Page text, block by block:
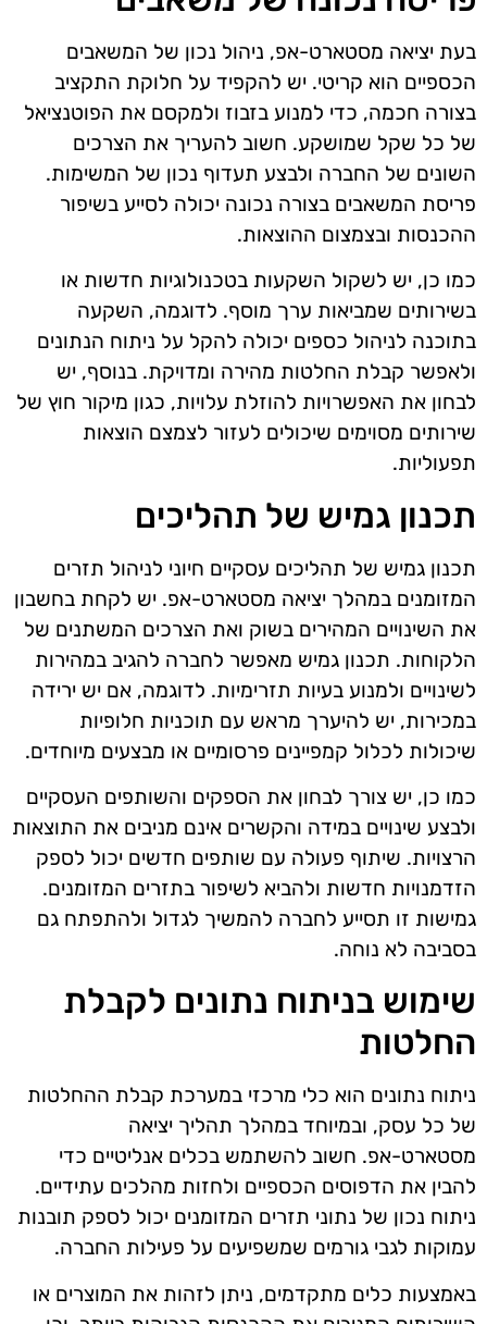
בעת יציאה מסטארט-אפ, ניהול נכון של המשאבים
הכספיים הוא קריטי. יש להקפיד על חלוקת התקציב
בצורה חכמה, כדי למנוע בזבוז ולמקסם את הפוטנציאל
של כל שקל שמושקע. חשוב להעריך את הצרכים
השונים של החברה ולבצע תעדוף נכון של המשימות.
פריסת המשאבים בצורה נכונה יכולה לסייע בשיפור
ההכנסות ובצמצום ההוצאות.
כמו כן, יש לשקול השקעות בטכנולוגיות חדשות או
בשירותים שמביאות ערך מוסף. לדוגמה, השקעה
בתוכנה לניהול כספים יכולה להקל על ניתוח הנתונים
ולאפשר קבלת החלטות מהירה ומדויקת. בנוסף, יש
לבחון את האפשרויות להוזלת עלויות, כגון מיקור חוץ של
שירותים מסוימים שיכולים לעזור לצמצם הוצאות
תפעוליות.
תכנון גמיש של תהליכים
תכנון גמיש של תהליכים עסקיים חיוני לניהול תזרים
המזומנים במהלך יציאה מסטארט-אפ. יש לקחת בחשבון
את השינויים המהירים בשוק ואת הצרכים המשתנים של
הלקוחות. תכנון גמיש מאפשר לחברה להגיב במהירות
לשינויים ולמנוע בעיות תזרימיות. לדוגמה, אם יש ירידה
במכירות, יש להיערך מראש עם תוכניות חלופיות
שיכולות לכלול קמפיינים פרסומיים או מבצעים מיוחדים.
כמו כן, יש צורך לבחון את הספקים והשותפים העסקיים
ולבצע שינויים במידה והקשרים אינם מניבים את התוצאות
הרצויות. שיתוף פעולה עם שותפים חדשים יכול לספק
הזדמנויות חדשות ולהביא לשיפור בתזרים המזומנים.
גמישות זו תסייע לחברה להמשיך לגדול ולהתפתח גם
בסביבה לא נוחה.
שימוש בניתוח נתונים לקבלת
החלטות
ניתוח נתונים הוא כלי מרכזי במערכת קבלת ההחלטות
של כל עסק, ובמיוחד במהלך תהליך יציאה
מסטארט-אפ. חשוב להשתמש בכלים אנליטיים כדי
להבין את הדפוסים הכספיים ולחזות מהלכים עתידיים.
ניתוח נכון של נתוני תזרים המזומנים יכול לספק תובנות
עמוקות לגבי גורמים שמשפיעים על פעילות החברה.
באמצעות כלים מתקדמים, ניתן לזהות את המוצרים או